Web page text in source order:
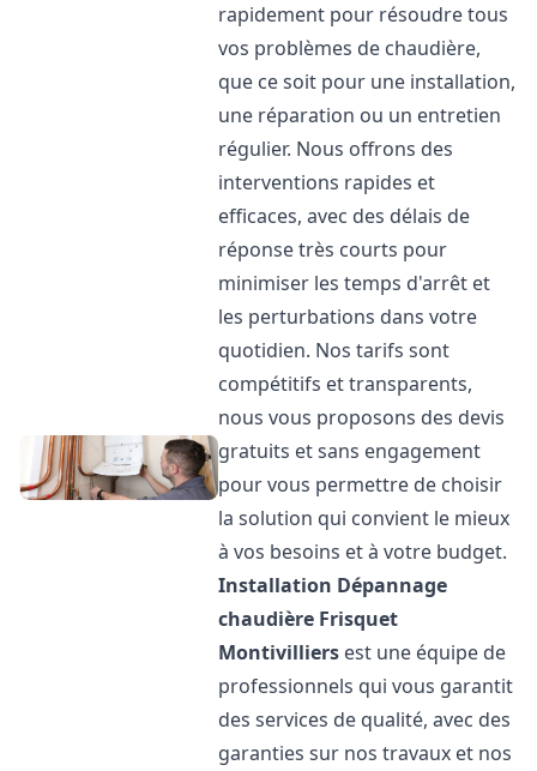
rapidement pour résoudre tous
vos problèmes de chaudière,
que ce soit pour une installation,
une réparation ou un entretien
régulier. Nous offrons des
interventions rapides et
efficaces, avec des délais de
réponse très courts pour
minimiser les temps d'arrêt et
les perturbations dans votre
quotidien. Nos tarifs sont
compétitifs et transparents,
nous vous proposons des devis
gratuits et sans engagement
pour vous permettre de choisir
la solution qui convient le mieux
à vos besoins et à votre budget.
Installation Dépannage
chaudière Frisquet
Montivilliers est une équipe de
professionnels qui vous garantit
des services de qualité, avec des
garanties sur nos travaux et nos